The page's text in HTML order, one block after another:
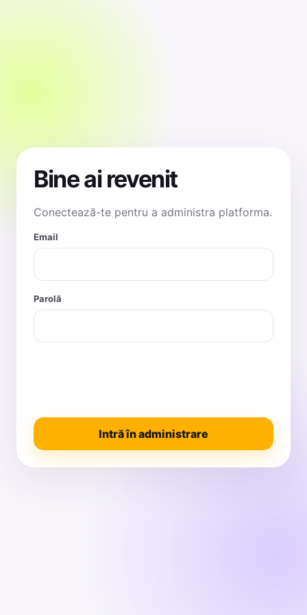
Bine ai revenit
Conectează-te pentru a administra platforma.
Email
Parolă
Intră în administrare